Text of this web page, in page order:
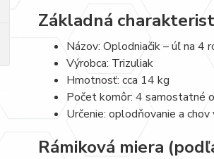
Základná
Názov: Oplodniačik – úľ na 4
Výrobca: Trizuliak
Hmotnosť: cca 14 kg
Počet komôr: 4 samostatné
Určenie: oplodňovanie a
Rámiková miera